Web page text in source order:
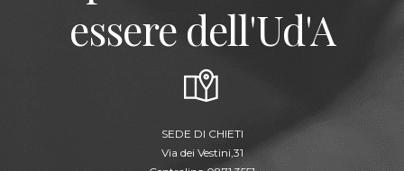
essere dell'Ud'A
SEDE DI CHIETI
Via dei Vestini,31